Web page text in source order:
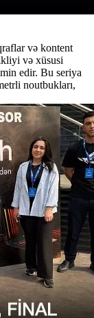
və kontent
və xüsusi
edir. Bu seriya
noutbukları,